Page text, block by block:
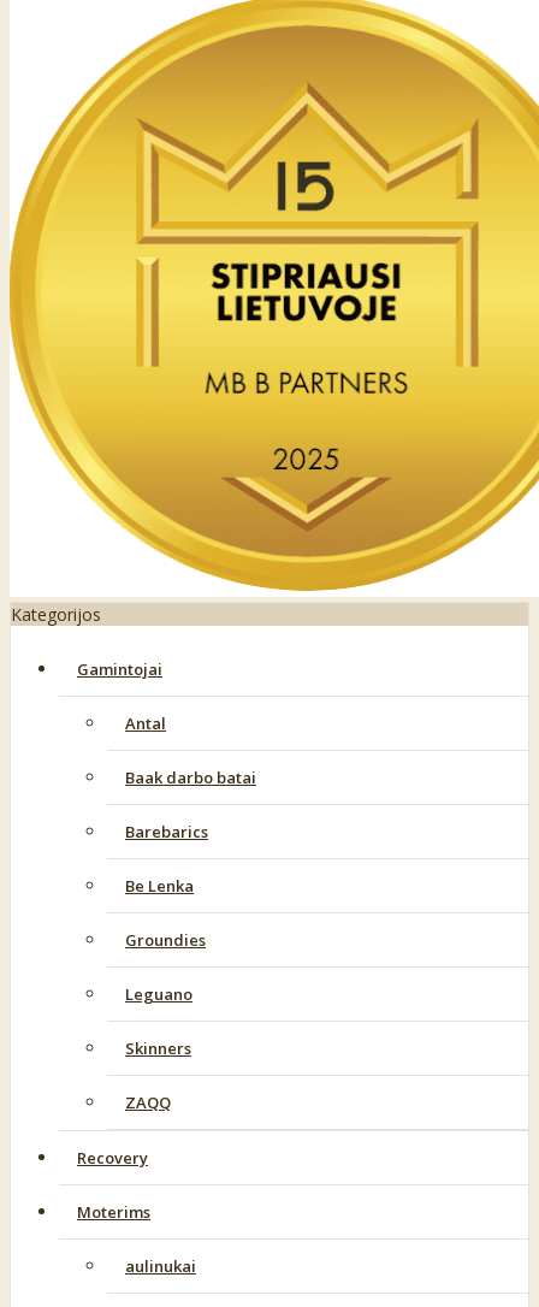
Kategorijos
Gamintojai
Antal
Baak darbo batai
Barebarics
Be Lenka
Groundies
Leguano
Skinners
ZAQQ
Recovery
Moterims
aulinukai